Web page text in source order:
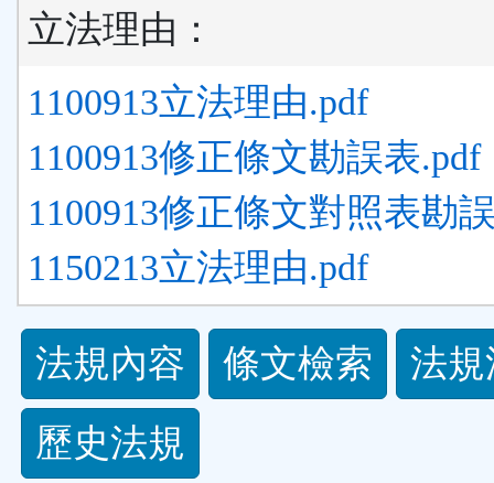
立法理由：
1100913立法理由.pdf
1100913修正條文勘誤表.pdf
1100913修正條文對照表勘
1150213立法理由.pdf
法
規
功
法規內容 條文檢索
法
歷史法規